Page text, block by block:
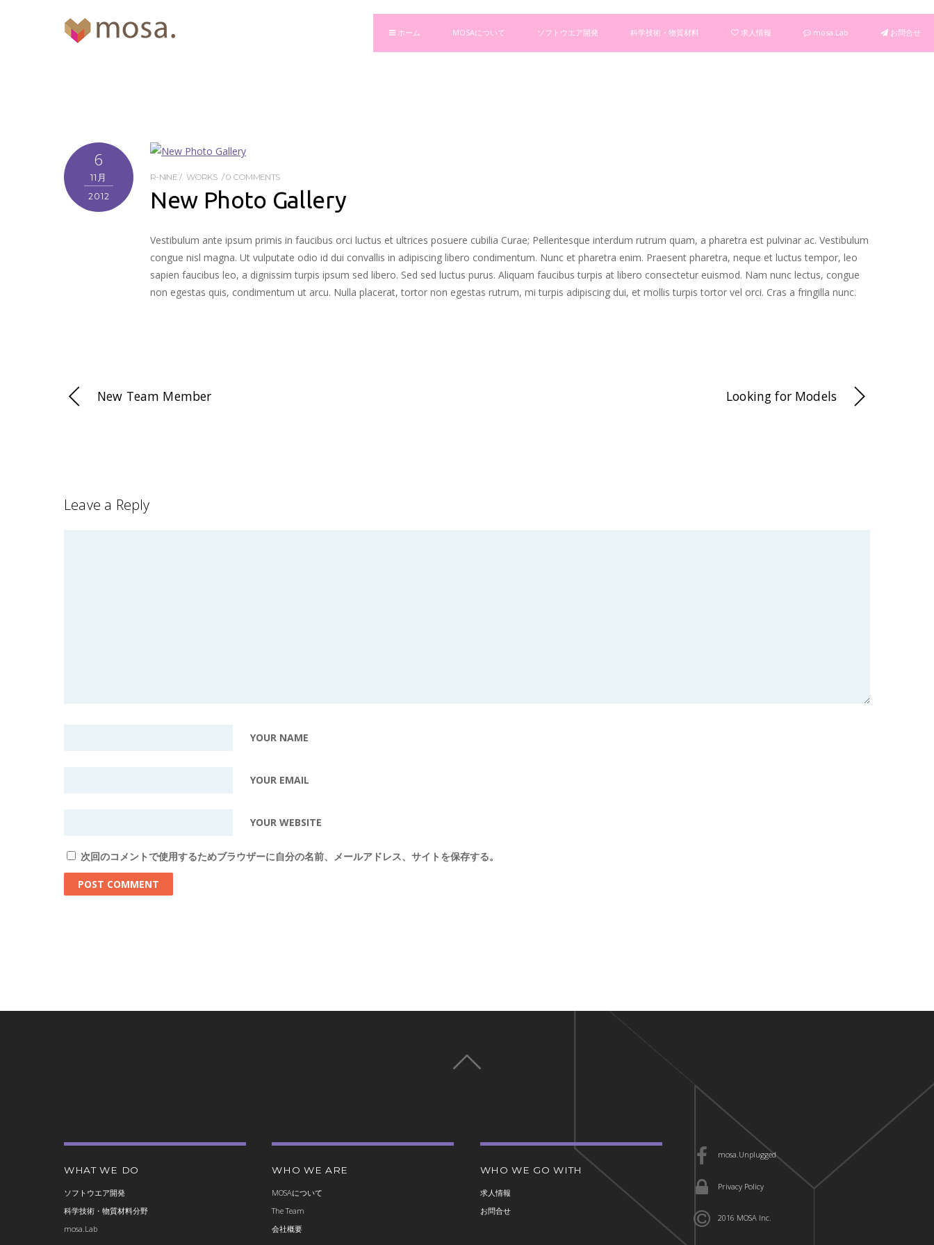
ホーム MOSAについて ソフトウエア開発 科学技術・物質材料 求人情報 mosa.Lab お問合せ
6
11月
2012
R-NINE WORKS 0 COMMENTS
New Photo Gallery
Vestibulum ante ipsum primis in faucibus orci luctus et ultrices posuere cubilia Curae; Pellentesque interdum rutrum quam, a pharetra est pulvinar ac. Vestibulum
congue nisl magna. Ut vulputate odio id dui convallis in adipiscing libero condimentum. Nunc et pharetra enim. Praesent pharetra, neque et luctus tempor, leo
sapien faucibus leo, a dignissim turpis ipsum sed libero. Sed sed luctus purus. Aliquam faucibus turpis at libero consectetur euismod. Nam nunc lectus, congue
non egestas quis, condimentum ut arcu. Nulla placerat, tortor non egestas rutrum, mi turpis adipiscing dui, et mollis turpis tortor vel orci. Cras a fringilla nunc.
New Team Member Looking for Models
Leave a Reply
YOUR NAME
YOUR EMAIL
YOUR WEBSITE
次回のコメントで使用するためブラウザーに自分の名前、メールアドレス、サイトを保存する。
WHAT WE DO
ソフトウエア開発
科学技術・物質材料分野
mosa.Lab
WHO WE ARE
MOSAについて
The Team
会社概要
WHO WE GO WITH
求人情報
お問合せ
mosa.Unplugged
Privacy Policy
2016 MOSA Inc.